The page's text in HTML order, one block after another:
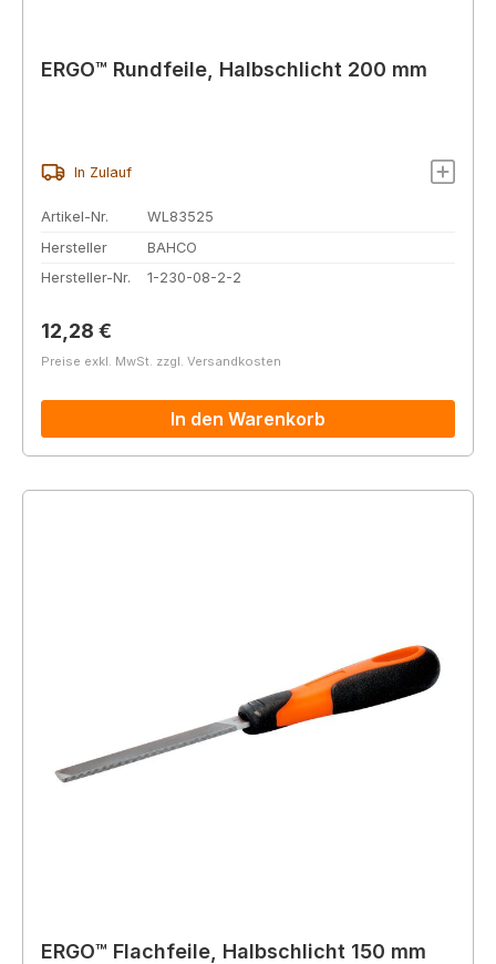
ERGO™ Rundfeile, Halbschlicht 200 mm
In Zulauf
Artikel-Nr.
WL83525
Hersteller
BAHCO
Hersteller-Nr.
1-230-08-2-2
Regulärer Preis:
12,28 €
Preise exkl. MwSt. zzgl. Versandkosten
In den Warenkorb
ERGO™ Flachfeile, Halbschlicht 150 mm